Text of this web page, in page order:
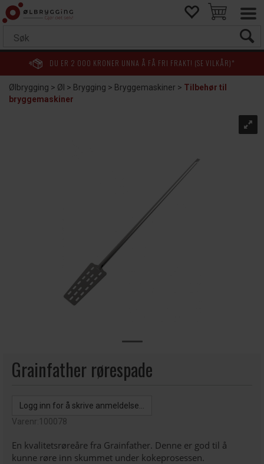
DU ER 2 000 KRONER UNNA Å FÅ FRI FRAKT! (SE VILKÅR)*
Ølbrygging>Øl >Brygging>Bryggemaskiner>Tilbehør til
bryggemaskiner
Grainfather rørespade
Logg inn for å skrive anmeldelse...
Varenr:100078
En kvalitetsrøreåre fra Grainfather. Denne er god til å
kunne røre inn skummet under kokeprosessen.